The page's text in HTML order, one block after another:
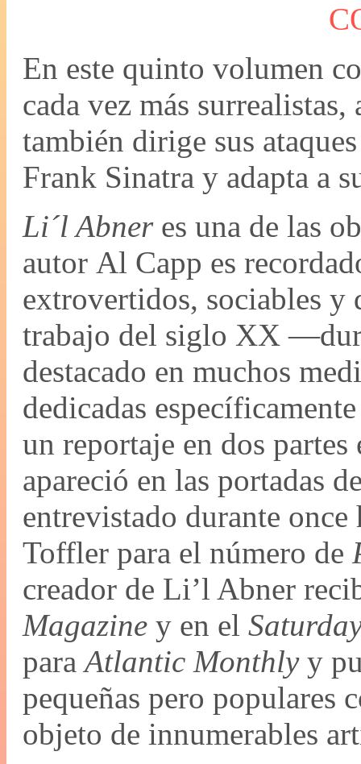
En este quinto volumen
cada vez más
también dirige sus
Frank Sinatra y adapta a
Li´l Abneres una de las
autor Al Capp es
extrovertidos, sociables y
trabajo del siglo XX
destacado en muchos
dedicadas
un reportaje en dos
apareció en las portadas
entrevistado durante
Toffler para el número de
creador de Li’l Abner
Magazine y en el
paraAtlantic Monthly y
pequeñas pero populares
objeto de innumerables